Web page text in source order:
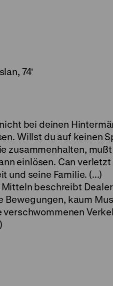
74'
bei deinen
Willst du auf keinen
zusammenhalten,
einlösen. Can
und seine Familie. (...)
beschreibt
Bewegungen, kaum